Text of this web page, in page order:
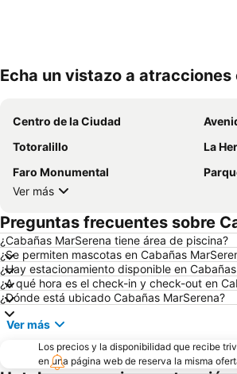
Echa un vistazo a atracciones
Centro de la Ciudad
Totoralillo
La
Faro Monumental
Ver más
Preguntas frecuentes sobre
¿Cabañas MarSerena tiene área de piscina?
¿Se permiten mascotas en Cabañas
¿Hay estacionamiento disponible en
¿A qué hora es el check-in y check-out en
¿Dónde está ubicado Cabañas MarSerena?
Ver más
Los precios y la disponibilidad que recibe
en una página web de reserva la misma